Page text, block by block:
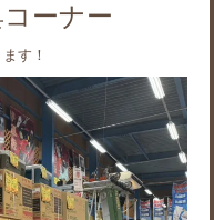
ーナー
す！